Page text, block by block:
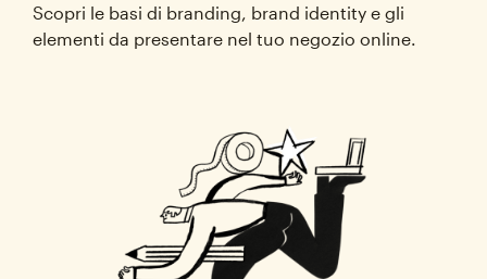
Scopri le basi di branding, brand identity e gli
elementi da presentare nel tuo negozio online.